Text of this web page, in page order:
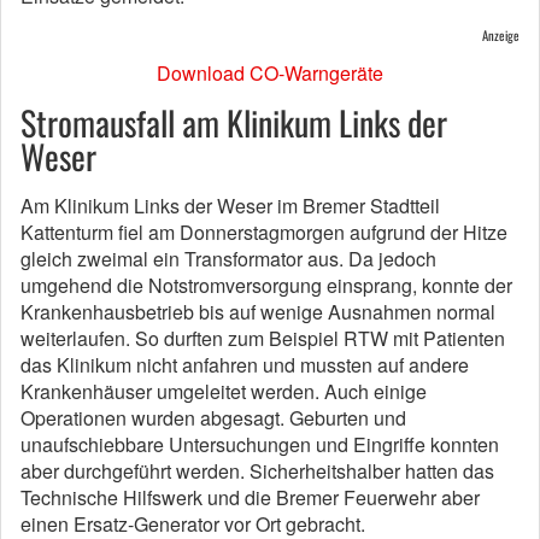
Anzeige
Download CO-Warngeräte
Stromausfall am Klinikum Links der
Weser
Am Klinikum Links der Weser im Bremer Stadtteil
Kattenturm fiel am Donnerstagmorgen aufgrund der Hitze
gleich zweimal ein Transformator aus. Da jedoch
umgehend die Notstromversorgung einsprang, konnte der
Krankenhausbetrieb bis auf wenige Ausnahmen normal
weiterlaufen. So durften zum Beispiel RTW mit Patienten
das Klinikum nicht anfahren und mussten auf andere
Krankenhäuser umgeleitet werden. Auch einige
Operationen wurden abgesagt. Geburten und
unaufschiebbare Untersuchungen und Eingriffe konnten
aber durchgeführt werden. Sicherheitshalber hatten das
Technische Hilfswerk und die Bremer Feuerwehr aber
einen Ersatz-Generator vor Ort gebracht.